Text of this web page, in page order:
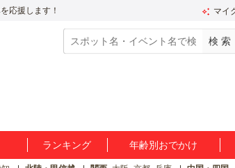
応援します！ マイ
ランキング 年齢別おでかけ